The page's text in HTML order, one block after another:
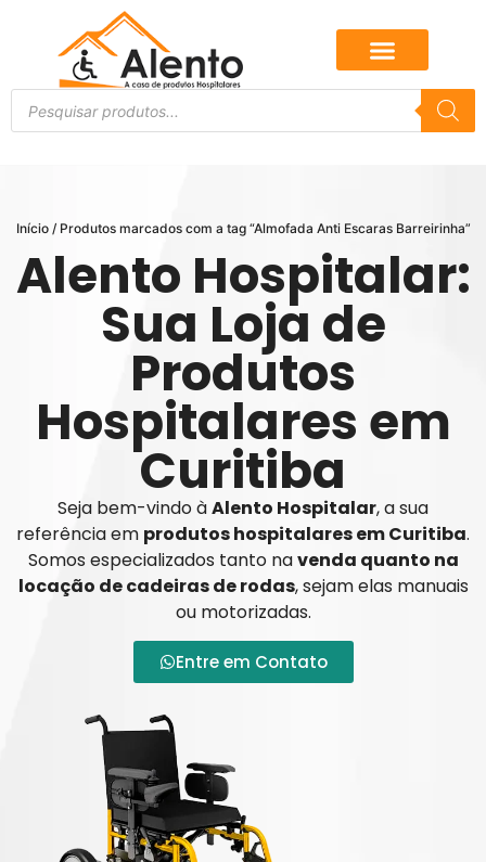
Início/ Produtos marcados com a tag “Almofada Anti Escaras Barreirinha”
Alento Hospitalar:
Sua Loja de
Produtos
Hospitalares em
Curitiba
Seja bem-vindo àAlento Hospitalar, a sua
referência em produtos hospitalares em Curitiba.
Somos especializados tanto navenda quanto na
locação de cadeiras de rodas, sejam elas manuais
ou motorizadas.
Entre em Contato